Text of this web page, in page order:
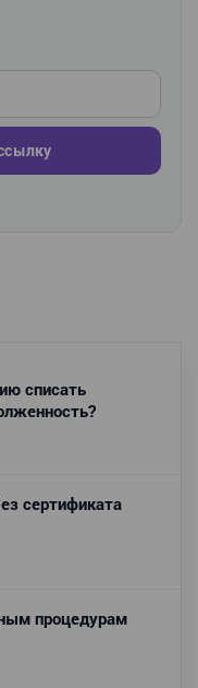
списать
сертификата
процедурам